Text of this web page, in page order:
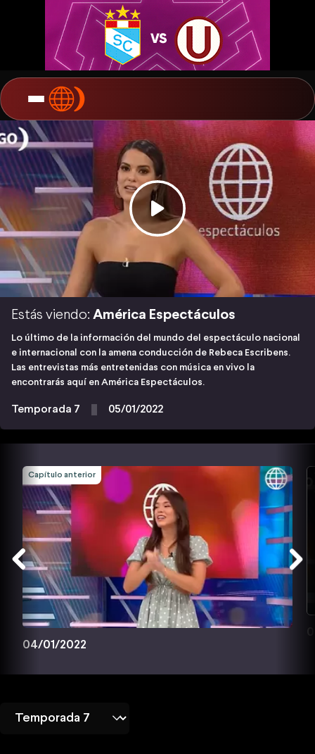
Estás viendo: América Espectáculos
Lo último de la información del mundo del espectáculo nacional
e internacional con la amena conducción de Rebeca Escribens.
Las entrevistas más entretenidas con música en vivo la
encontrarás aquí en América Espectáculos.
Temporada 7 05/01/2022
Capítulo anterior
04/01/2022